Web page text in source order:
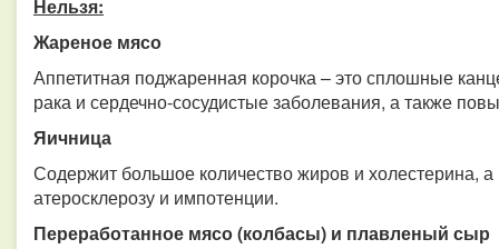
Нельзя:
Жареное мясо
Аппетитная поджаренная корочка – это сплошные
рака и сердечно-сосудистые заболевания, а также
Яичница
Содержит большое количество жиров и холестерина,
атеросклерозу и импотенции.
Переработанное мясо (колбасы) и плавленый сыр